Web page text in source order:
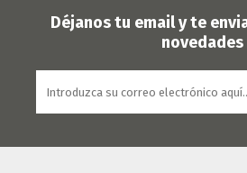
Déjanos tu email y te
novedades